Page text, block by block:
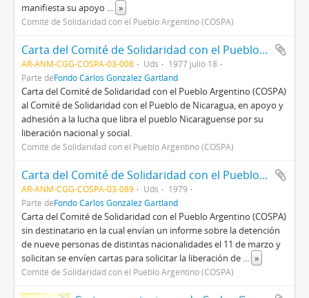
manifiesta su apoyo ... »
Comité de Solidaridad con el Pueblo Argentino (COSPA)
Carta del Comité de Solidaridad con el Pueblo Argentino (COSPA) al Comité de Solidaridad con el Pueblo de Nicaragua
AR-ANM-CGG-COSPA-03-008 Uds
1977 julio 18
Parte deFondo Carlos González Gartland
Carta del Comité de Solidaridad con el Pueblo Argentino (COSPA)
al Comité de Solidaridad con el Pueblo de Nicaragua, en apoyo y
adhesión a la lucha que libra el pueblo Nicaraguense por su
liberación nacional y social.
Comité de Solidaridad con el Pueblo Argentino (COSPA)
Carta del Comité de Solidaridad con el Pueblo Argentino (COSPA) sin destinatario
AR-ANM-CGG-COSPA-03-089 Uds
1979
Parte deFondo Carlos González Gartland
Carta del Comité de Solidaridad con el Pueblo Argentino (COSPA)
sin destinatario en la cual envían un informe sobre la detención
de nueve personas de distintas nacionalidades el 11 de marzo y
solicitan se envíen cartas para solicitar la liberación de ... »
Comité de Solidaridad con el Pueblo Argentino (COSPA)